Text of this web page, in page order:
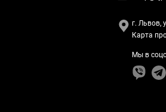
г. Львов,
Карта
Мы в